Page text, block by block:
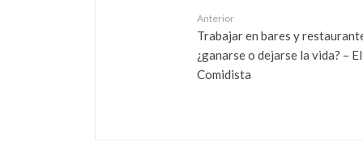
Anterior
Trabajar en bares y
¿ganarse o dejarse la vida? – El
Comidista